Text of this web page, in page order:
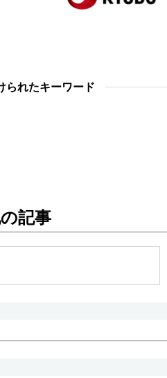
られたキーワード
記事